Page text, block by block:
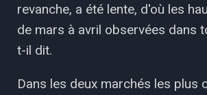
revanche, a été lente, d'où les
de mars à avril observées dans
t-il dit.
Dans les deux marchés les plus